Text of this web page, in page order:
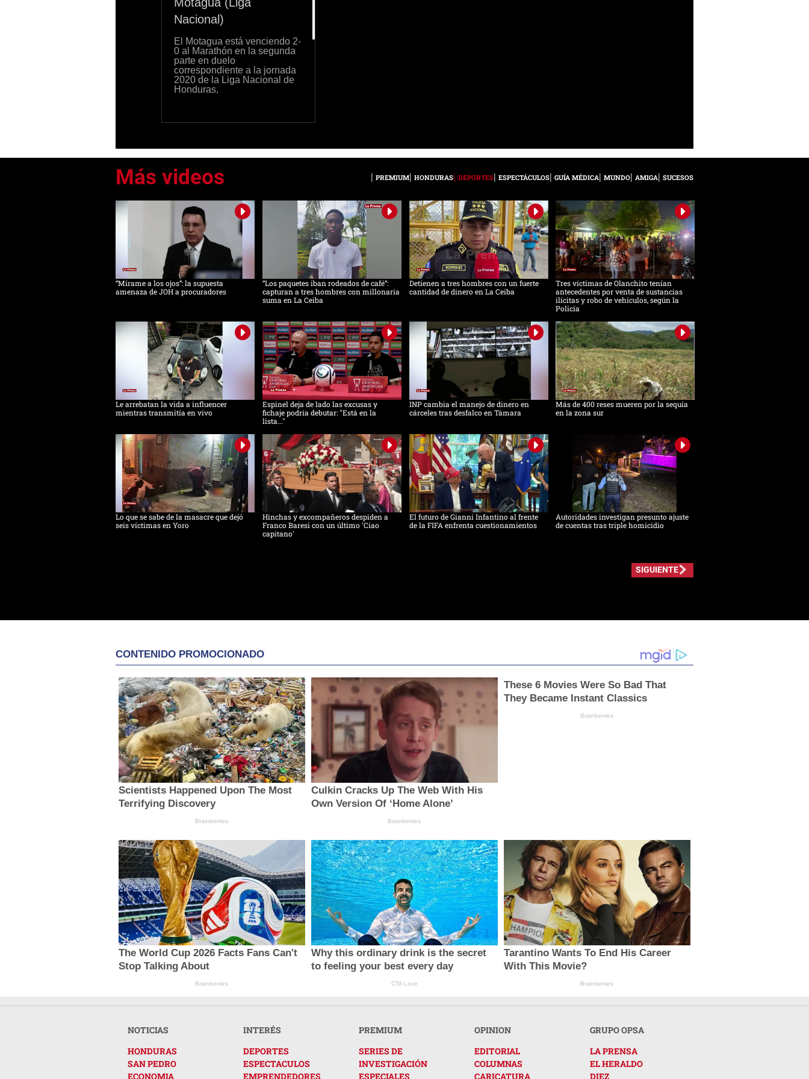
Nacional)
El Motagua está venciendo 2-
0 al Marathón en la segunda
parte en duelo
correspondiente a la jornada
2020 de la Liga Nacional de
Honduras,
0
seconds
of
0
secondsVolume
PREMIUM HONDURAS DEPORTES ESPECTÁCULOS GUÍA MÉDICA MUNDO AMIGA SUCESOS
“Mírame a los ojos”: la supuesta
amenaza de JOH a procuradores
“Los paquetes iban rodeados de café”:
capturan a tres hombres con millonaria
suma en La Ceiba
Detienen a tres hombres con un fuerte
cantidad de dinero en La Ceiba
Tres víctimas de Olanchito tenían
antecedentes por venta de sustancias
ilícitas y robo de vehículos, según la
Policía
Le arrebatan la vida a influencer
mientras transmitía en vivo
Espinel deja de lado las excusas y
fichaje podría debutar: "Está en la
lista..."
INP cambia el manejo de dinero en
cárceles tras desfalco en Támara
Más de 400 reses mueren por la sequía
en la zona sur
Lo que se sabe de la masacre que dejó
seis víctimas en Yoro
Hinchas y excompañeros despiden a
Franco Baresi con un último 'Ciao
capitano'
El futuro de Gianni Infantino al frente
de la FIFA enfrenta cuestionamientos
Autoridades investigan presunto ajuste
de cuentas tras triple homicidio
SIGUIENTE
CONTENIDO PROMOCIONADO
Scientists Happened Upon The Most
Terrifying Discovery
Brainberries
Culkin Cracks Up The Web With His
Own Version Of ‘Home Alone’
Brainberries
These 6 Movies Were So Bad That
They Became Instant Classics
Brainberries
The World Cup 2026 Facts Fans Can't
Stop Talking About
Brainberries
Why this ordinary drink is the secret
to feeling your best every day
CTA Love
Tarantino Wants To End His Career
With This Movie?
Brainberries
NOTICIAS
HONDURAS
SAN PEDRO
ECONOMIA
INTERÉS
DEPORTES
ESPECTACULOS
EMPRENDEDORES
PREMIUM
SERIES DE
INVESTIGACIÓN
ESPECIALES
OPINION
EDITORIAL
COLUMNAS
CARICATURA
GRUPO OPSA
LA PRENSA
EL HERALDO
DIEZ